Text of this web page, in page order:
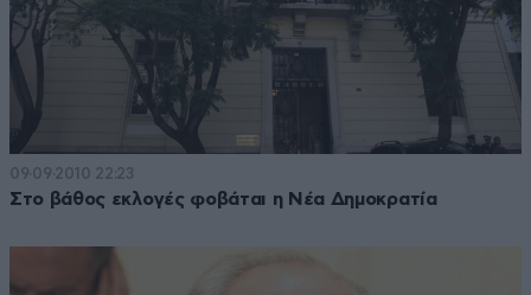
09·09·2010 22:23
Στο βάθος εκλογές φοβάται η Νέα Δημοκρατία